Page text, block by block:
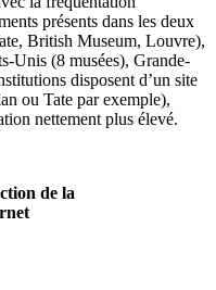
présents dans les deux
British Museum, Louvre),
Unis (8 musées), Grande-
disposent d’un site
ou Tate par exemple),
nettement plus élevé.
de la